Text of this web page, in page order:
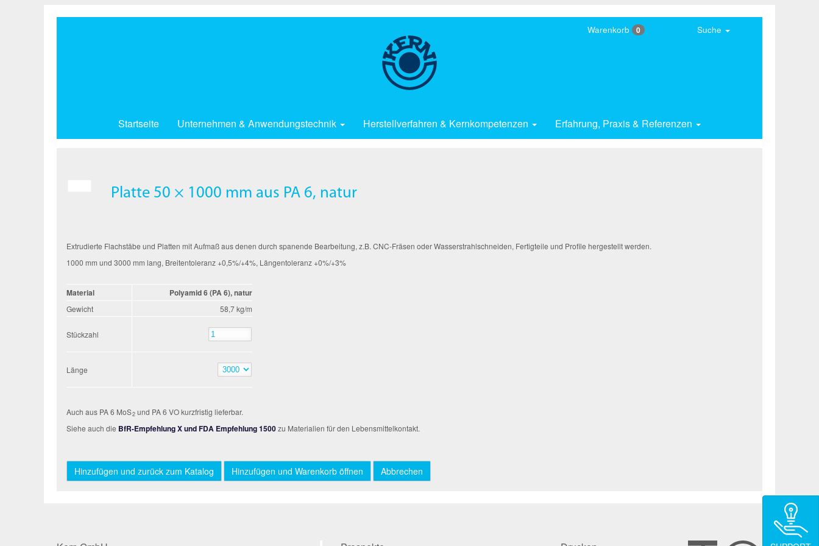
Startseite Unternehmen & Anwendungstechnik Herstellverfahren & Kernkompetenzen Erfahrung, Praxis & Referenzen
Warenkorb 0 Suche
Platte 50 × 1000 mm aus PA 6, natur
Extrudierte Flachstäbe und Platten mit Aufmaß aus denen durch spanende Bearbeitung, z.B. CNC-Fräsen oder Wasserstrahlschneiden, Fertigteile und Profile hergestellt werden.
1000 mm und 3000 mm lang, Breitentoleranz +0,5%/+4%, Längentoleranz +0%/+3%
Material Polyamid 6 (PA 6), natur
Gewicht 58,7 kg/m
Stückzahl
Länge
Auch aus PA 6 MoS2und PA 6 VO kurzfristig lieferbar.
Siehe auch die BfR-Empfehlung X und FDA Empfehlung 1500zu Materialien für den Lebensmittelkontakt.